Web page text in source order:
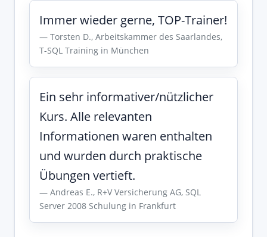
Immer wieder gerne, TOP-Trainer!
Torsten D., Arbeitskammer des Saarlandes,
T-SQL Training in München
Ein sehr informativer/nützlicher
Kurs. Alle relevanten
Informationen waren enthalten
und wurden durch praktische
Übungen vertieft.
Andreas E., R+V Versicherung AG, SQL
Server 2008 Schulung in Frankfurt